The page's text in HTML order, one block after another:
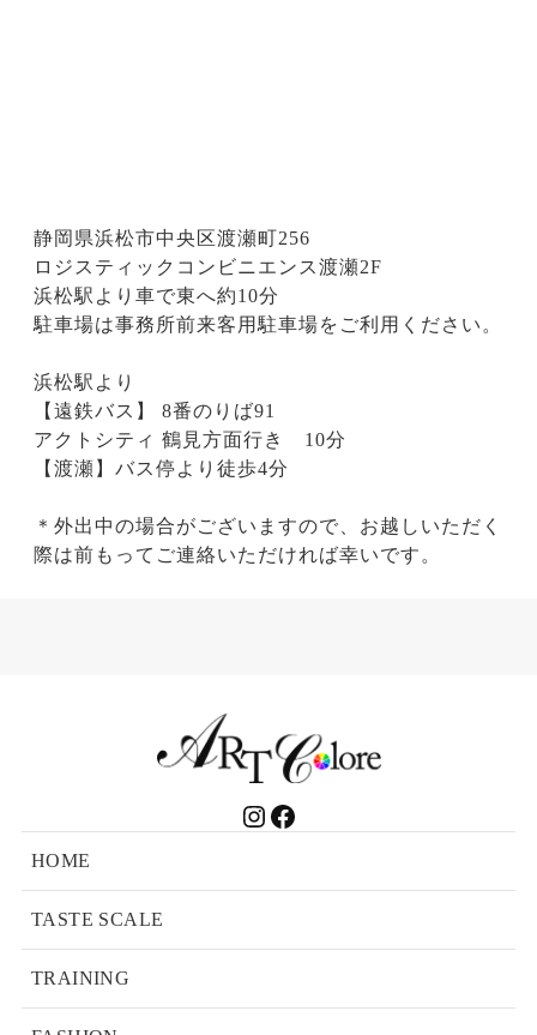
静岡県浜松市中央区渡瀬町256
ロジスティックコンビニエンス渡瀬2F
浜松駅より車で東へ約10分
駐車場は事務所前来客用駐車場をご利用ください。
浜松駅より
【遠鉄バス】 8番のりば91
アクトシティ 鶴見方面行き 10分
【渡瀬】バス停より徒歩4分
＊外出中の場合がございますので、お越しいただく
際は前もってご連絡いただければ幸いです。
Instagram
Facebook
HOME
TASTE SCALE
TRAINING